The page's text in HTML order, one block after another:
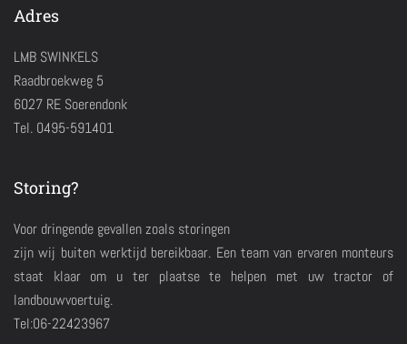
Adres
LMB SWINKELS
Raadbroekweg 5
6027 RE Soerendonk
Tel. 0495-591401
Storing?
Voor dringende gevallen zoals storingen
zijn wij buiten werktijd bereikbaar. Een team van ervaren monteurs
staat klaar om u ter plaatse te helpen met uw tractor of
landbouwvoertuig.
Tel:06-22423967